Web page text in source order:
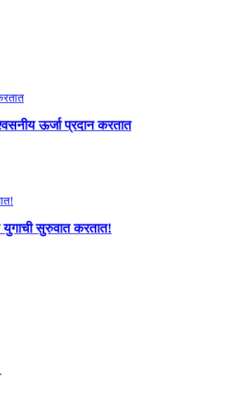
ऊर्जा प्रदान करतात
युगाची सुरुवात करतात!